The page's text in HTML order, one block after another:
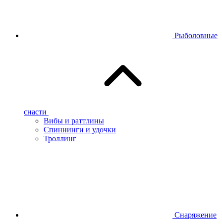
Рыболовные
снасти
Вибы и раттлины
Спиннинги и удочки
Троллинг
Снаряжение